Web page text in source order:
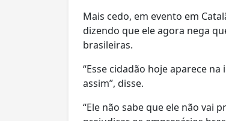
Mais cedo, em evento em
dizendo que ele agora nega
brasileiras.
“Esse cidadão hoje aparece na
assim”, disse.
“Ele não sabe que ele não vai